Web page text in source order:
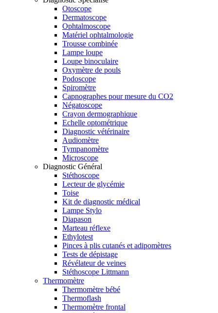
Otoscope
Dermatoscope
Ophtalmoscope
Matériel ophtalmologie
Trousse combinée
Lampe loupe
Loupe binoculaire
Oxymètre de pouls
Podoscope
Spiromètre
Capnographes pour mesure du CO2
Négatoscope
Crayon dermographique
Echelle optométrique
Diagnostic vétérinaire
Audiomètre
Tympanomètre
Microscope
Diagnostic Général
Stéthoscope
Lecteur de glycémie
Toise
Kit de diagnostic médical
Lampe Stylo
Diapason
Marteau réflexe
Ethylotest
Pinces à plis cutanés et adipomètres
Tests de dépistage
Révélateur de veines
Stéthoscope Littmann
Thermomètre
Thermomètre bébé
Thermoflash
Thermomètre frontal